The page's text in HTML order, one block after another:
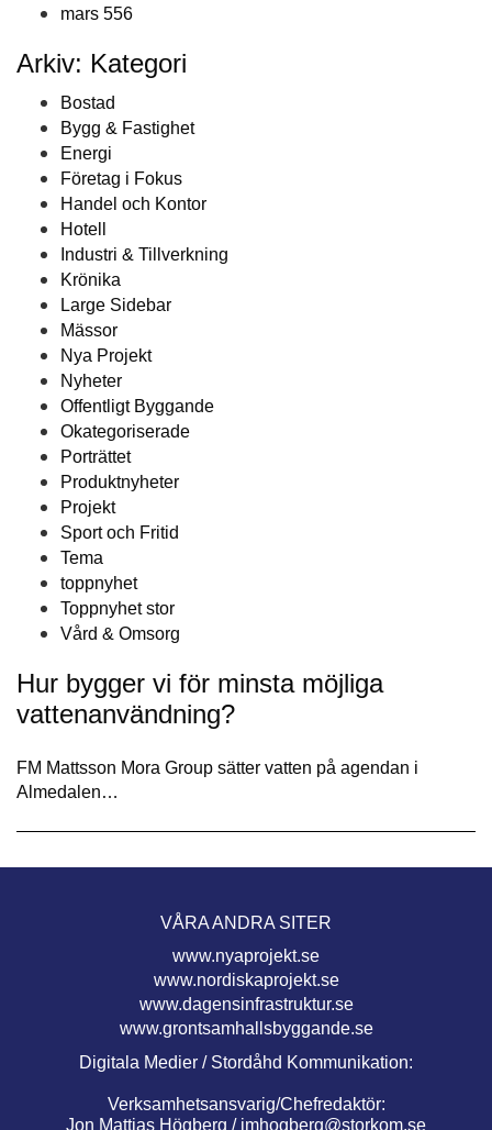
mars 556
Arkiv: Kategori
Bostad
Bygg & Fastighet
Energi
Företag i Fokus
Handel och Kontor
Hotell
Industri & Tillverkning
Krönika
Large Sidebar
Mässor
Nya Projekt
Nyheter
Offentligt Byggande
Okategoriserade
Porträttet
Produktnyheter
Projekt
Sport och Fritid
Tema
toppnyhet
Toppnyhet stor
Vård & Omsorg
Hur bygger vi för minsta möjliga
vattenanvändning?
FM Mattsson Mora Group sätter vatten på agendan i
Almedalen…
VÅRA ANDRA SITER
www.nyaprojekt.se
www.nordiskaprojekt.se
www.dagensinfrastruktur.se
www.grontsamhallsbyggande.se
Digitala Medier / Stordåhd Kommunikation:
Verksamhetsansvarig/Chefredaktör:
Jon Mattias Högberg / jmhogberg@storkom.se